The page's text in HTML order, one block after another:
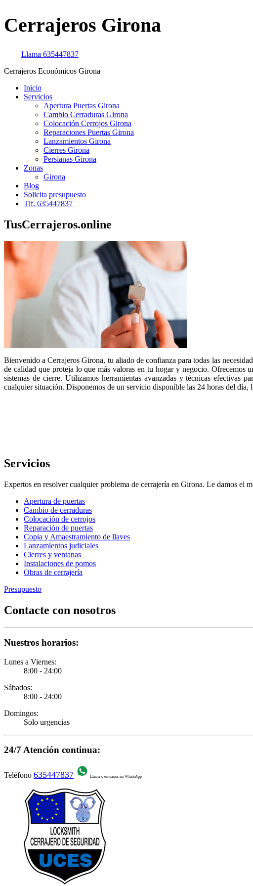
Cerrajeros Girona
Llama 635447837
Cerrajeros Económicos Girona
Inicio
Servicios
Apertura Puertas Girona
Cambio Cerraduras Girona
Colocación Cerrojos Girona
Reparaciones Puertas Girona
Lanzamientos Girona
Cierres Girona
Persianas Girona
Zonas
Girona
Blog
Solicita presupuesto
Tlf. 635447837
TusCerrajeros.online
Bienvenido a Cerrajeros Girona, tu aliado de confianza para todas las
de calidad que proteja lo que más valoras en tu hogar y negocio. Ofrecemos
sistemas de cierre. Utilizamos herramientas avanzadas y técnicas efectivas
cualquier situación. Disponemos de un servicio disponible las 24 horas del día,
Servicios
Expertos en resolver cualquier problema de cerrajería en Girona. Le damos el
Apertura de puertas
Cambio de cerraduras
Colocación de cerrojos
Reparación de puertas
Copia y Amaestramiento de llaves
Lanzamientos judiciales
Cierres y ventanas
Instalaciones de pomos
Obras de cerrajería
Presupuesto
Contacte con nosotros
Nuestros horarios:
Lunes a Viernes:
8:00 - 24:00
Sábados:
8:00 - 24:00
Domingos:
Solo urgencias
24/7 Atención continua:
Teléfono 635447837 Llama o envianos un WhatsApp